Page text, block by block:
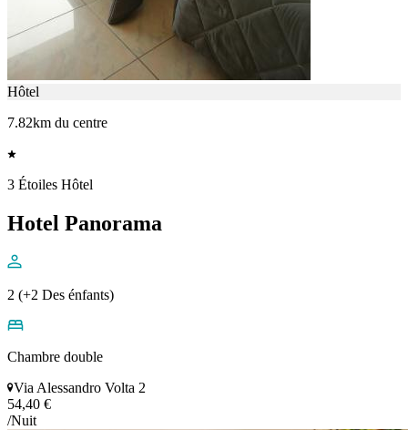
Hôtel
7.82km du centre
3 Étoiles Hôtel
Hotel Panorama
2 (+2 Des énfants)
Chambre double
Via Alessandro Volta 2
54,40 €
/Nuit